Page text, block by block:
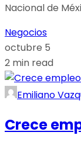
Nacional de
Negocios
octubre 5
2 min read
Emiliano
Crece